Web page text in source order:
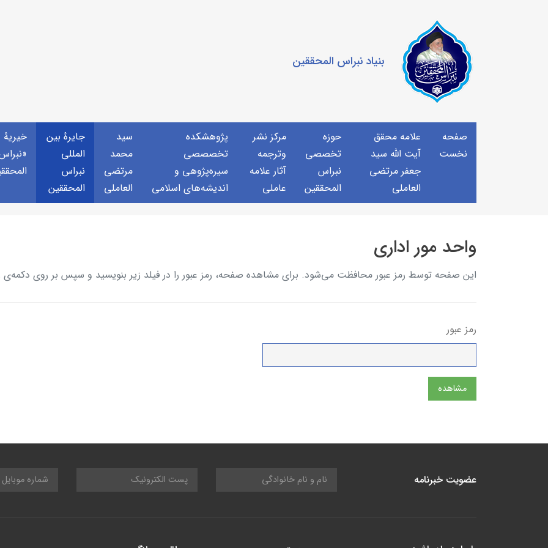
بنیاد نبراس المحققین
صفحه
نخست
علامه محقق
آیت الله سید
جعفر مرتضی
العاملی
حوزه
تخصصی
نبراس
المحققین
مركز نشر
وترجمه
آثار علامه
عاملی
پژوهشكده
تخصصصى
سیره‌پژوهی و
اندیشه‌های اسلامی
سید
محمد
مرتضی
العاملی
جايرهٔ بین
المللی
نبراس
المحققین
خيريهٔ
واحد مور اداری
این صفحه توسط رمز عبور محافظت می‌شود. برای مشاهده صفحه، رمز عبور را در فیلد زیر بنویسید و سپس بر روی دکمه‌ی
رمز عبور
مشاهده
عضویت خبرنامه